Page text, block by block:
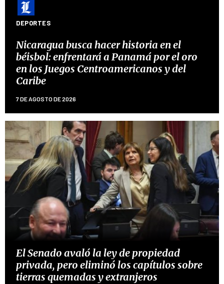
DEPORTES
Nicaragua busca hacer historia en el
béisbol: enfrentará a Panamá por el oro
en los Juegos Centroamericanos y del
Caribe
7 DE AGOSTO DE 2026
El Senado avaló la ley de propiedad
privada, pero eliminó los capítulos sobre
tierras quemadas y extranjeros